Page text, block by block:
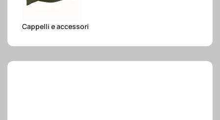
Cappelli e accessori